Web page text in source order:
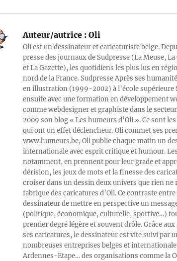
Auteur/autrice :Oli
Oli est un dessinateur et caricaturiste belge.
presse des journaux de Sudpresse (La Meuse,
et La Gazette), les quotidiens les plus lus en
nord de la France. Sudpresse Après ses
en illustration (1999-2002) à l’école supérieure
ensuite avec une formation en développement
comme webdesigner et graphiste dans le
2009 son blog « Les humeurs d’Oli ». Ce sont
qui ont un effet déclencheur. Oli commet ses
www.humeurs.be, Oli publie chaque matin un
internationale avec esprit critique et humour.
notamment, en prennent pour leur grade et
dérision, les jeux de mots et la finesse des
croiser dans un dessin deux univers que rien ne
fabrique des caricatures d’Oli. Ce contraste
dessinateur de mettre en perspective un
(politique, économique, culturelle, sportive…)
premier degré légère et souvent drôle. Grâce
ses caricatures, le dessinateur est vite suivi par
nombreuses entreprises belges et
Ardennes-Etape… des organisations comme la